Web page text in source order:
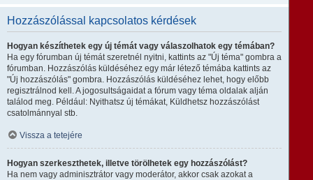
Hozzászólással kapcsolatos kérdések
Hogyan készíthetek egy új témát vagy válaszolhatok egy témában?
Ha egy fórumban új témát szeretnél nyitni, kattints az "Új téma" gombra a
fórumban. Hozzászólás küldéséhez egy már létező témába kattints az
"Új hozzászólás" gombra. Hozzászólás küldéséhez lehet, hogy előbb
regisztrálnod kell. A jogosultságaidat a fórum vagy téma oldalak alján
találod meg. Például: Nyithatsz új témákat, Küldhetsz hozzászólást
csatolmánnyal stb.
Vissza a tetejére
Hogyan szerkeszthetek, illetve törölhetek egy hozzászólást?
Ha nem vagy adminisztrátor vagy moderátor, akkor csak azokat a